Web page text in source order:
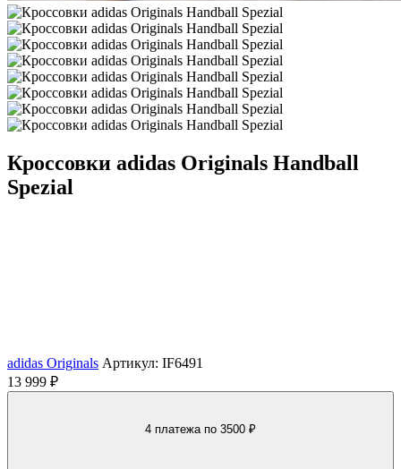
Кроссовки adidas Originals Handball
Spezial
adidas Originals Артикул: IF6491
13 999 ₽
4 платежа по 3500 ₽